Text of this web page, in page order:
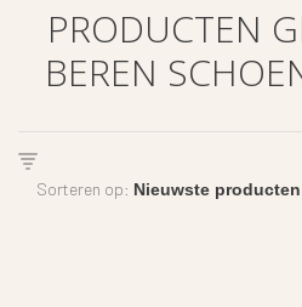
PRODUCTEN
BEREN
Sorteren op: